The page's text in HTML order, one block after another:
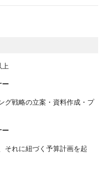
上
ー
グ戦略の立案・資料作成・プ
ー
それに紐づく予算計画を起